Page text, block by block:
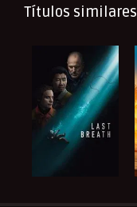
Títulos similares